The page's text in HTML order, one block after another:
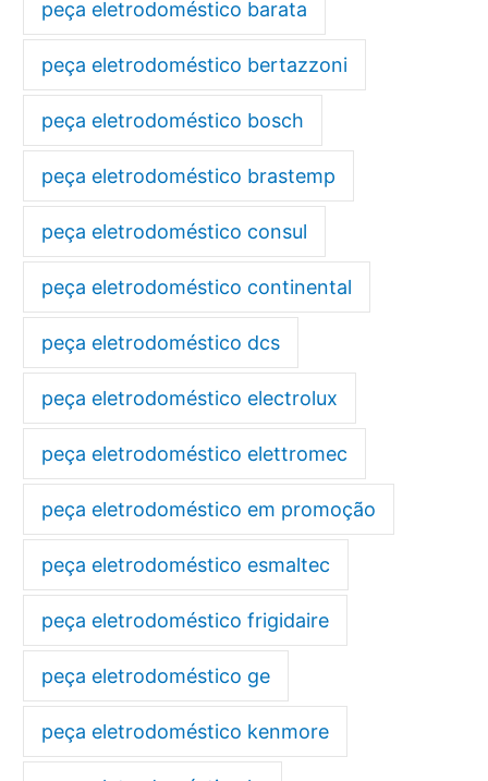
peça eletrodoméstico barata
peça eletrodoméstico bertazzoni
peça eletrodoméstico bosch
peça eletrodoméstico brastemp
peça eletrodoméstico consul
peça eletrodoméstico continental
peça eletrodoméstico dcs
peça eletrodoméstico electrolux
peça eletrodoméstico elettromec
peça eletrodoméstico em promoção
peça eletrodoméstico esmaltec
peça eletrodoméstico frigidaire
peça eletrodoméstico ge
peça eletrodoméstico kenmore